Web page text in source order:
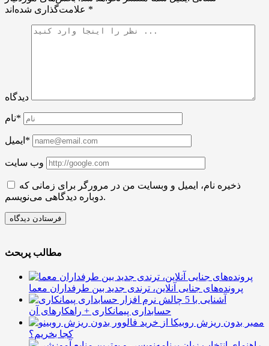
*
دیدگاه
نام*
ایمیل*
وب سایت
ذخیره نام، ایمیل و وبسایت من در مرورگر برای زمانی که
دوباره دیدگاهی می‌نویسم.
مطالب پربحث
پرونده‌های جنایی آنلاین، ترندی جدید بین طرفداران معما
آشنایی با 5 چالش
حسابداری پیمانکاری + راهکارهای آن
ممبر بدون ریزش روبیکا از
کجا بخریم؟